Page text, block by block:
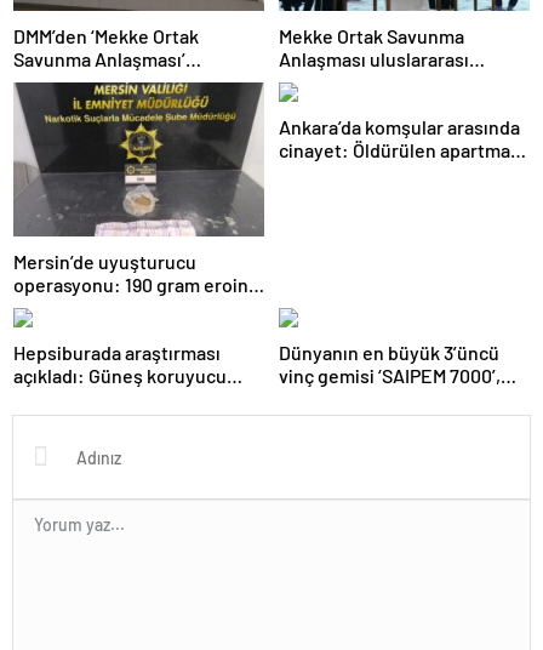
DMM’den ‘Mekke Ortak
Savunma Anlaşması’
iddialarına yalanlama
Mekke Ortak Savunma
Anlaşması uluslararası
basında geniş yankı uyandırdı
Mersin’de uyuşturucu
operasyonu: 190 gram eroin
ele geçirildi, 1 gözaltı
Ankara’da komşular arasında
cinayet: Öldürülen apartman
Hepsiburada araştırması
açıkladı: Güneş koruyucu
Dünyanın en büyük 3’üncü
vinç gemisi ‘SAIPEM 7000’,
altından geçti